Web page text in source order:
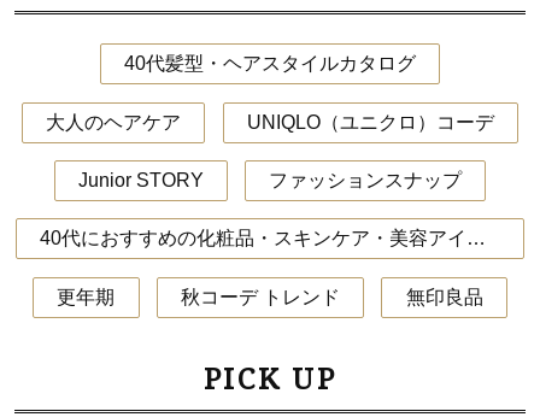
40代髪型・ヘアスタイルカタログ
大人のヘアケア UNIQLO（ユニクロ）コーデ
Junior STORY ファッションスナップ
40代におすすめの化粧品・スキンケア・美容アイテム
更年期 秋コーデ トレンド 無印良品
PICK UP